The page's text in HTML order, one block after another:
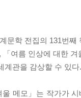
문학 전집의 131번
「여름 인상에 대한
계관을 감상할 수 있다.
메모」는 작가가